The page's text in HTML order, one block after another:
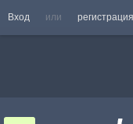
Вход или регистрация